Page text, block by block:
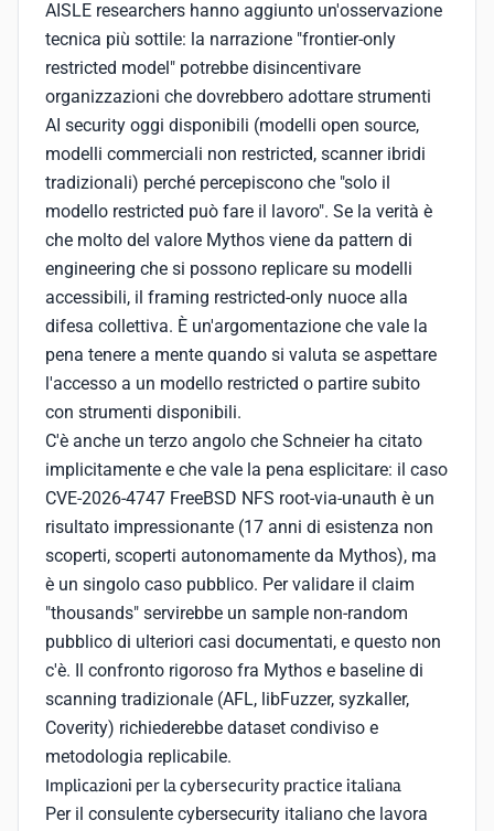
AISLE researchers hanno aggiunto un'osservazione
tecnica più sottile: la narrazione "frontier-only
restricted model" potrebbe disincentivare
organizzazioni che dovrebbero adottare strumenti
AI security oggi disponibili (modelli open source,
modelli commerciali non restricted, scanner ibridi
tradizionali) perché percepiscono che "solo il
modello restricted può fare il lavoro". Se la verità è
che molto del valore Mythos viene da pattern di
engineering che si possono replicare su modelli
accessibili, il framing restricted-only nuoce alla
difesa collettiva. È un'argomentazione che vale la
pena tenere a mente quando si valuta se aspettare
l'accesso a un modello restricted o partire subito
con strumenti disponibili.
C'è anche un terzo angolo che Schneier ha citato
implicitamente e che vale la pena esplicitare: il caso
CVE-2026-4747 FreeBSD NFS root-via-unauth è un
risultato impressionante (17 anni di esistenza non
scoperti, scoperti autonomamente da Mythos), ma
è un singolo caso pubblico. Per validare il claim
"thousands" servirebbe un sample non-random
pubblico di ulteriori casi documentati, e questo non
c'è. Il confronto rigoroso fra Mythos e baseline di
scanning tradizionale (AFL, libFuzzer, syzkaller,
Coverity) richiederebbe dataset condiviso e
metodologia replicabile.
Implicazioni per la cybersecurity practice italiana
Per il consulente cybersecurity italiano che lavora